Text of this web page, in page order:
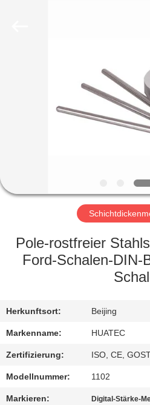
PRODUKTE
FABRIK-
AUSFLUG
SIE
MIT
UNS
IN
VERBINDUNG
Pole-rostfreier
Ford-Schalen-DIN-
Herkunftsort: Beijing
Markenname: HUATEC
Zertifizierung: ISO, CE,
Modellnummer: 1102
Markieren: Digital-Stärke-